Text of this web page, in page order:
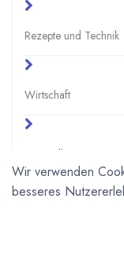
Rezepte und Technik
Wirtschaft
Gesundheit
Wir verwenden
besseres